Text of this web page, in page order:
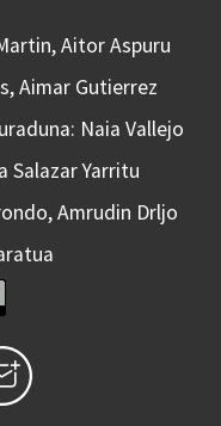
Aitor Aspuru
Aimar Gutierrez
Naia Vallejo
Salazar Yarritu
Amrudin Drljo